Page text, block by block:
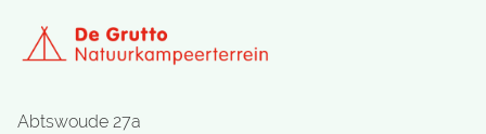
Abtswoude 27a